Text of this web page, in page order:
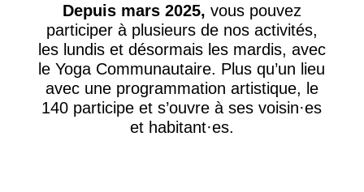
Depuis mars 2025, vous pouvez
participer à plusieurs de nos activités,
les lundis et désormais les mardis, avec
le Yoga Communautaire. Plus qu’un lieu
avec une programmation artistique, le
140 participe et s’ouvre à ses voisin·es
et habitant·es.